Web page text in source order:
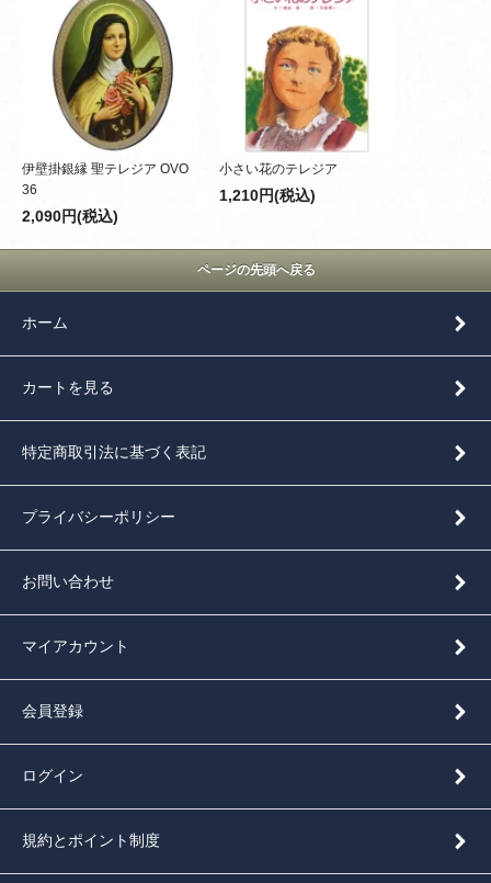
伊壁掛銀縁 聖テレジア OVO
36
2,090円(税込)
小さい花のテレジア
1,210円(税込)
ページの先頭へ戻る
ホーム
カートを見る
特定商取引法に基づく表記
プライバシーポリシー
お問い合わせ
マイアカウント
会員登録
ログイン
規約とポイント制度